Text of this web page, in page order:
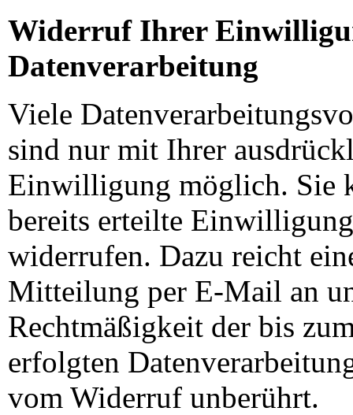
Widerruf Ihrer
Datenverarbeitung
Viele
sind nur mit Ihrer
Einwilligung möglich. Sie
bereits erteilte
widerrufen. Dazu reicht
Mitteilung per E-Mail an
Rechtmäßigkeit der bis
erfolgten
vom Widerruf unberührt.